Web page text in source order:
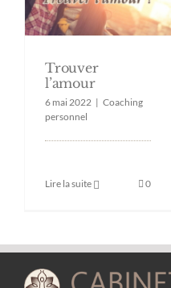
Trouver
l’amour
6 mai 2022 | Coaching
personnel
Lire la suite 0